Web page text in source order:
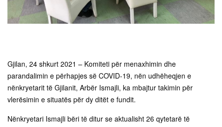
Gjilan, 24 shkurt 2021 – Komiteti për menaxhimin dhe
parandalimin e përhapjes së COVID-19, nën udhëheqjen e
nënkryetarit të Gjilanit, Arbër Ismajli, ka mbajtur takimin për
vlerësimin e situatës për dy ditët e fundit.
Nënkryetari Ismajli bëri të ditur se aktualisht 26 qytetarë të